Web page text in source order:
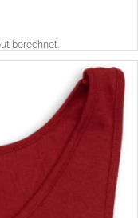
berechnet.